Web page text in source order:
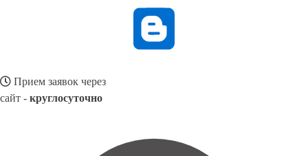
Прием заявок через
сайт - круглосуточно